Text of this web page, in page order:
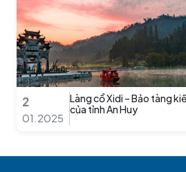
2
01.2025
Làng cổ Xidi – Bảo tàng
của tỉnh An Huy